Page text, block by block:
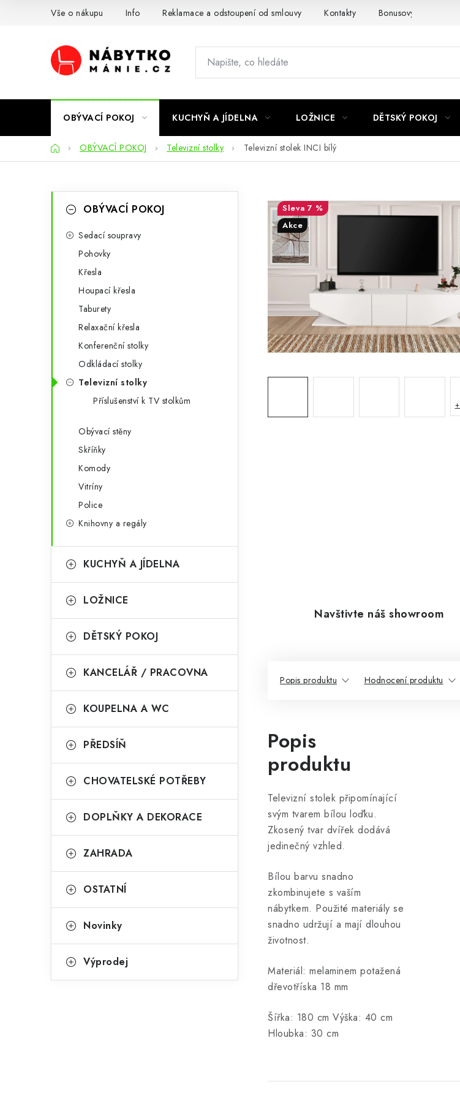
Vše o nákupu Info Reklamace a odstoupení od smlouvy Kontakty Bonusový program
OBÝVACÍ POKOJ KUCHYŇ A JÍDELNA LOŽNICE DĚTSKÝ POKOJ
DomůOBÝVACÍ POKOJ Televizní stolky Televizní stolek INCI bílý
í
kategorieOBÝVACÍ POKOJ
Sedací soupravy
Pohovky
Křesla
Houpací křesla
Taburety
Relaxační křesla
Konferenční stolky
Odkládací stolky
Televizní stolky
Příslušenství k TV stolkům
Obývací stěny
Skříňky
Komody
Vitríny
Police
Knihovny a regály
KUCHYŇ A JÍDELNA
LOŽNICE
DĚTSKÝ POKOJ
KANCELÁŘ / PRACOVNA
KOUPELNA A WC
PŘEDSÍŇ
CHOVATELSKÉ POTŘEBY
DOPLŇKY A DEKORACE
ZAHRADA
OSTATNÍ
Novinky
Výprodej
7 %
Akce
Navštivte náš showroom
Popis produktu Hodnocení produktu
Popis
produktu
Televizní stolek připomínající
svým tvarem bílou loďku.
Zkosený tvar dvířek dodává
jedinečný vzhled.
Bílou barvu snadno
zkombinujete s vaším
nábytkem. Použité materiály se
snadno udržují a mají dlouhou
životnost.
Materiál: melaminem potažená
dřevotříska 18 mm
Šířka: 180 cm Výška: 40 cm
Hloubka: 30 cm